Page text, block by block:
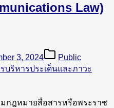
Law)
3, 2024
Public
บริหารประเด็นและภาวะ
กฎหมายสื่อสารหรือพระราช